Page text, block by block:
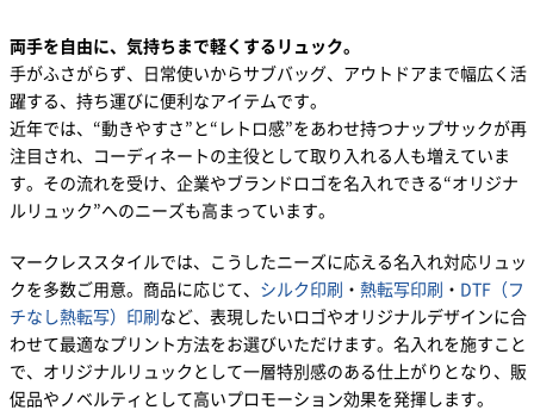
両手を自由に、気持ちまで軽くするリュック。
手がふさがらず、日常使いからサブバッグ、アウトドアまで幅広く活
躍する、持ち運びに便利なアイテムです。
近年では、“動きやすさ”と“レトロ感”をあわせ持つナップサックが再
注目され、コーディネートの主役として取り入れる人も増えていま
す。その流れを受け、企業やブランドロゴを名入れできる“オリジナ
ルリュック”へのニーズも高まっています。
マークレススタイルでは、こうしたニーズに応える名入れ対応リュッ
クを多数ご用意。商品に応じて、 シルク印刷 ・ 熱転写印刷 ・ DTF（フ
チなし熱転写）印刷 など、表現したいロゴやオリジナルデザインに合
わせて最適なプリント方法をお選びいただけます。名入れを施すこと
で、オリジナルリュックとして一層特別感のある仕上がりとなり、販
促品やノベルティとして高いプロモーション効果を発揮します。